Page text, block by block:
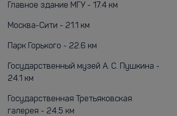
Главное здание МГУ - 17.4 км
Москва-Сити - 21.1 км
Парк Горького - 22.6 км
Государственный музей А. С. Пушкина -
24.1 км
Государственная Третьяковская
галерея - 24.5 км